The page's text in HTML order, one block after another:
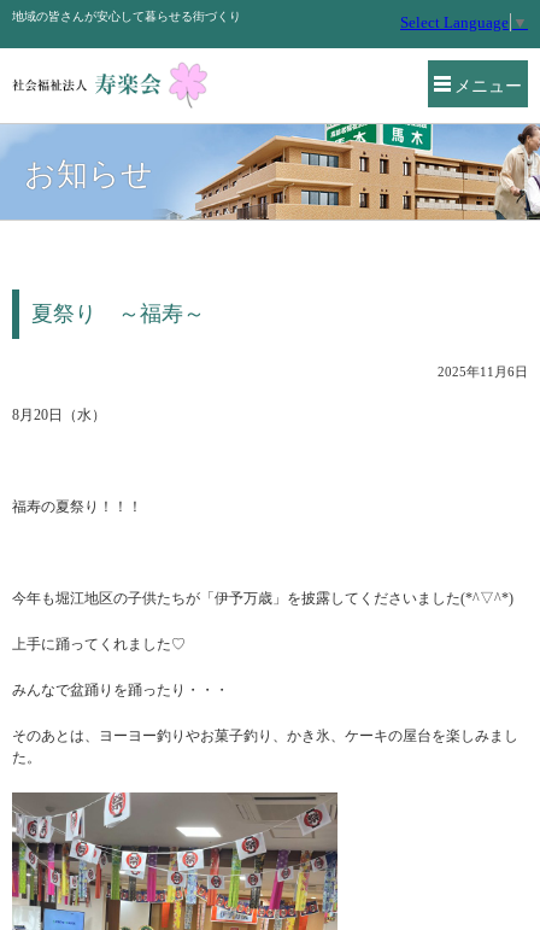
メニュー
地域の皆さんが安心して暮らせる街づくり Select Language ▼
お知らせ
夏祭り ～福寿～
2025年11月6日
8月20日（水）
福寿の夏祭り！！！
今年も堀江地区の子供たちが「伊予万歳」を披露してくださいました(*^▽^*)
上手に踊ってくれました♡
みんなで盆踊りを踊ったり・・・
そのあとは、ヨーヨー釣りやお菓子釣り、かき氷、ケーキの屋台を楽しみまし
た。